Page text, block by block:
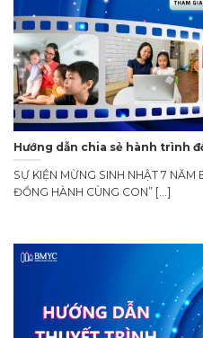
Hướng dẫn chia sẻ hành trình
SỰ KIỆN MỪNG SINH NHẬT 7 NĂM
ĐỒNG HÀNH CÙNG CON” [...]